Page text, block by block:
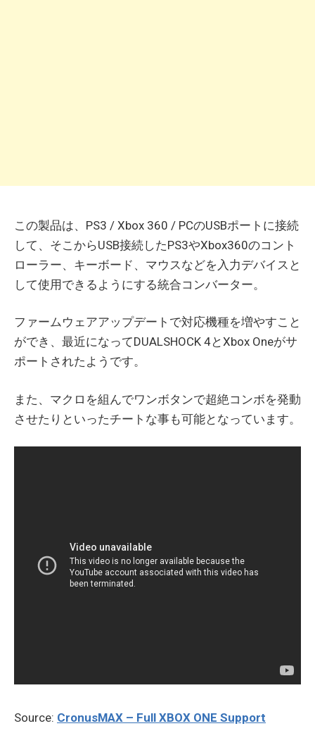
この製品は、PS3 / Xbox 360 / PCのUSBポートに接続
して、そこからUSB接続したPS3やXbox360のコント
ローラー、キーボード、マウスなどを入力デバイスと
して使用できるようにする統合コンバーター。
ファームウェアアップデートで対応機種を増やすこと
ができ、最近になってDUALSHOCK 4とXbox Oneがサ
ポートされたようです。
また、マクロを組んでワンボタンで超絶コンボを発動
させたりといったチートな事も可能となっています。
Source: CronusMAX – Full XBOX ONE Support